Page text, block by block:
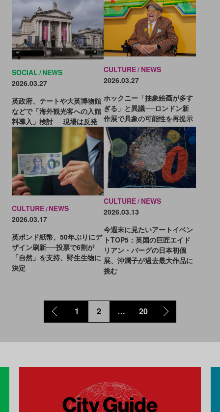
SOCIAL NEWS
2026.03.27
英政府、テートや大英博物館
などで「海外観光客への入館
料導入」検討──現場は反発
CULTURE NEWS
2026.03.27
ホックニー「抽象絵画が多す
ぎる」と異議──ロンドン新
作展で具象の可能性を再提示
CULTURE NEWS
2026.03.17
英ポンド紙幣、50年ぶりにデ
ザイン刷新──投票で6割が
「自然」を支持、野生生物に
決定
CULTURE NEWS
2026.03.13
今週末に見たいアートイベン
トTOP5：英国の巨匠エイド
リアン・バーグの日本初個
展、沖潤子が過去最大作品に
挑む
1 2 … 20